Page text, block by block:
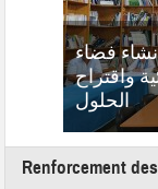
فضاء
واقتراح
الحلول
Renforcement